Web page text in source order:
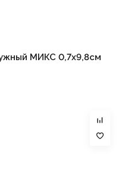
МИКС 0,7х9,8см